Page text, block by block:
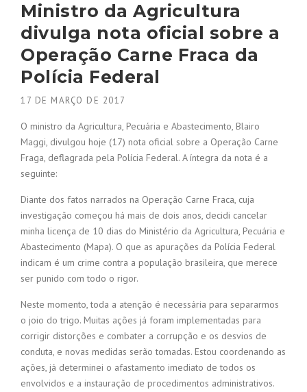
Ministro da Agricultura
divulga nota oficial sobre a
Operação Carne Fraca da
Polícia Federal
17 DE MARÇO DE 2017
O ministro da Agricultura, Pecuária e Abastecimento, Blairo
Maggi, divulgou hoje (17) nota oficial sobre a Operação Carne
Fraga, deflagrada pela Polícia Federal. A íntegra da nota é a
seguinte:
Diante dos fatos narrados na Operação Carne Fraca, cuja
investigação começou há mais de dois anos, decidi cancelar
minha licença de 10 dias do Ministério da Agricultura, Pecuária e
Abastecimento (Mapa). O que as apurações da Polícia Federal
indicam é um crime contra a população brasileira, que merece
ser punido com todo o rigor.
Neste momento, toda a atenção é necessária para separarmos
o joio do trigo. Muitas ações já foram implementadas para
corrigir distorções e combater a corrupção e os desvios de
conduta, e novas medidas serão tomadas. Estou coordenando as
ações, já determinei o afastamento imediato de todos os
envolvidos e a instauração de procedimentos administrativos.